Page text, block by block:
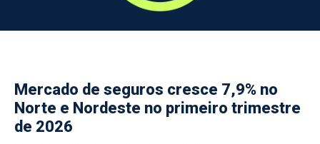
Mercado de seguros cresce 7,9% no
Norte e Nordeste no primeiro trimestre
de 2026